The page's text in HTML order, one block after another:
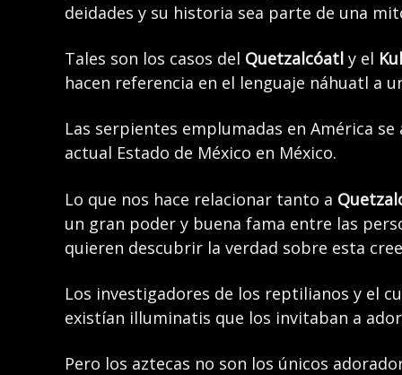
deidades y su historia sea parte de una
Tales son los casos del Quetzalcóatl y el
hacen referencia en el lenguaje náhuatl a
Las serpientes emplumadas en América
actual Estado de México en México.
Lo que nos hace relacionar tanto a
un gran poder y buena fama entre las
quieren descubrir la verdad sobre esta
Los investigadores de los reptilianos y el
existían illuminatis que los invitaban a
Pero los aztecas no son los únicos